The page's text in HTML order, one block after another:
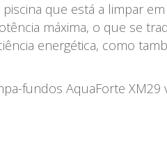
que está a limpar
máxima, o que se
energética, como